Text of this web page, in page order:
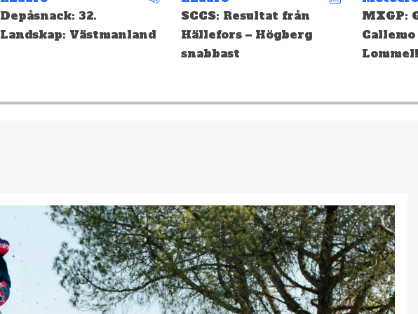
SCCS: Resultat från
Hällefors – Högberg
MXGP: Gifting och
Callemo topp tio i
Lommel!
EMX:
medalj i